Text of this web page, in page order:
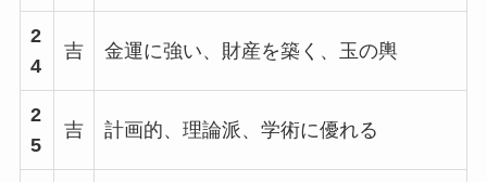
2
4
吉 金運に強い、財産を築く、玉の輿
2
5
吉 計画的、理論派、学術に優れる